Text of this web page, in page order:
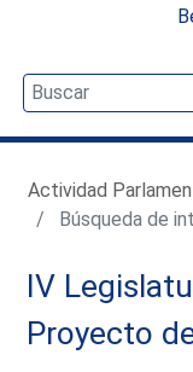
Actividad
Búsqueda de
IV
Proyecto